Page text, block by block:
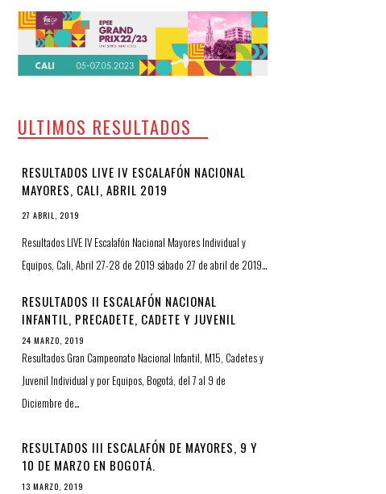
ULTIMOS RESULTADOS
RESULTADOS LIVE IV ESCALAFÓN NACIONAL
MAYORES, CALI, ABRIL 2019
27 ABRIL, 2019
Resultados LIVE IV Escalafón Nacional Mayores Individual y
Equipos, Cali, Abril 27-28 de 2019 sábado 27 de abril de 2019…
RESULTADOS II ESCALAFÓN NACIONAL
INFANTIL, PRECADETE, CADETE Y JUVENIL
24 MARZO, 2019
Resultados Gran Campeonato Nacional Infantil, M15, Cadetes y
Juvenil Individual y por Equipos, Bogotá, del 7 al 9 de
Diciembre de…
RESULTADOS III ESCALAFÓN DE MAYORES, 9 Y
10 DE MARZO EN BOGOTÁ.
13 MARZO, 2019